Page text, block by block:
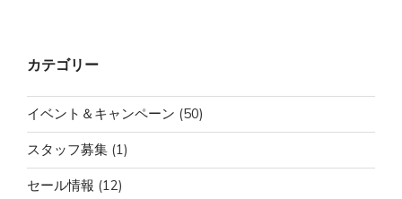
ー
ョ
ン
カテゴリー
イベント＆キャンペーン (50)
スタッフ募集 (1)
セール情報 (12)